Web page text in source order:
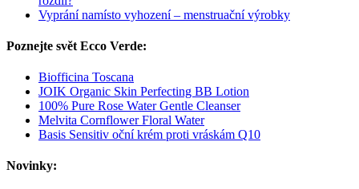
Vyprání namísto vyhození – menstruační výrobky
Poznejte svět Ecco Verde:
Biofficina Toscana
JOIK Organic Skin Perfecting BB Lotion
100% Pure Rose Water Gentle Cleanser
Melvita Cornflower Floral Water
Basis Sensitiv oční krém proti vráskám Q10
Novinky: